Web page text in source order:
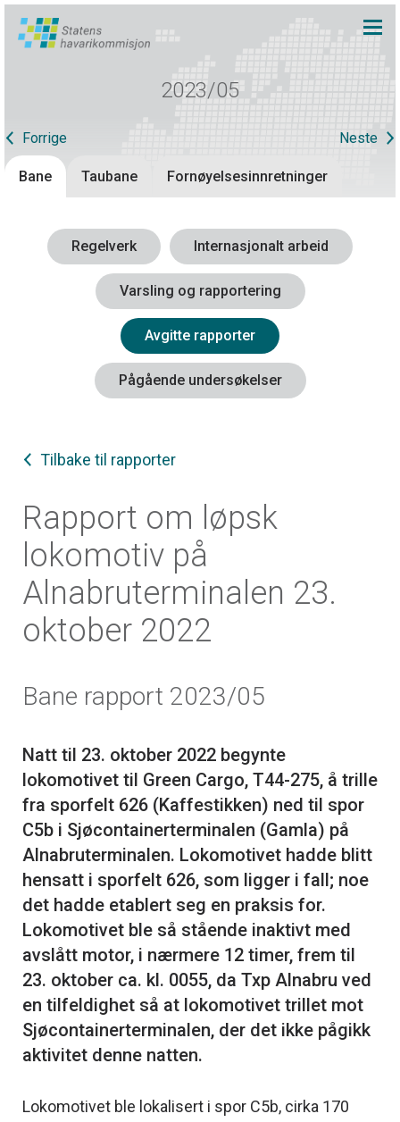
2023/05
Forrige Neste
Bane Taubane Fornøyelsesinnretninger
Regelverk Internasjonalt arbeid
Varsling og rapportering
Avgitte rapporter
Pågående undersøkelser
Tilbake til rapporter
Rapport om løpsk
lokomotiv på
Alnabruterminalen 23.
oktober 2022
Bane rapport 2023/05
Natt til 23. oktober 2022 begynte
lokomotivet til Green Cargo, T44-275, å trille
fra sporfelt 626 (Kaffestikken) ned til spor
C5b i Sjøcontainerterminalen (Gamla) på
Alnabruterminalen. Lokomotivet hadde blitt
hensatt i sporfelt 626, som ligger i fall; noe
det hadde etablert seg en praksis for.
Lokomotivet ble så stående inaktivt med
avslått motor, i nærmere 12 timer, frem til
23. oktober ca. kl. 0055, da Txp Alnabru ved
en tilfeldighet så at lokomotivet trillet mot
Sjøcontainerterminalen, der det ikke pågikk
Lokomotivet ble lokalisert i spor C5b, cirka 170